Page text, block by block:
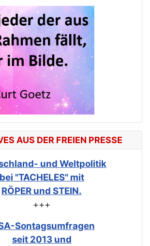
AUS DER FREIEN PRESSE
und Weltpolitik
bei "TACHELES" mit
RÖPER und STEIN.
+++
Sontagsumfragen
seit 2013 und